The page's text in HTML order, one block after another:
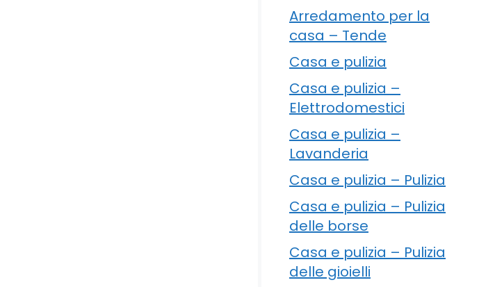
Arredamento per la
casa – Tende
Casa e pulizia
Casa e pulizia –
Elettrodomestici
Casa e pulizia –
Lavanderia
Casa e pulizia – Pulizia
Casa e pulizia – Pulizia
delle borse
Casa e pulizia – Pulizia
delle gioielli